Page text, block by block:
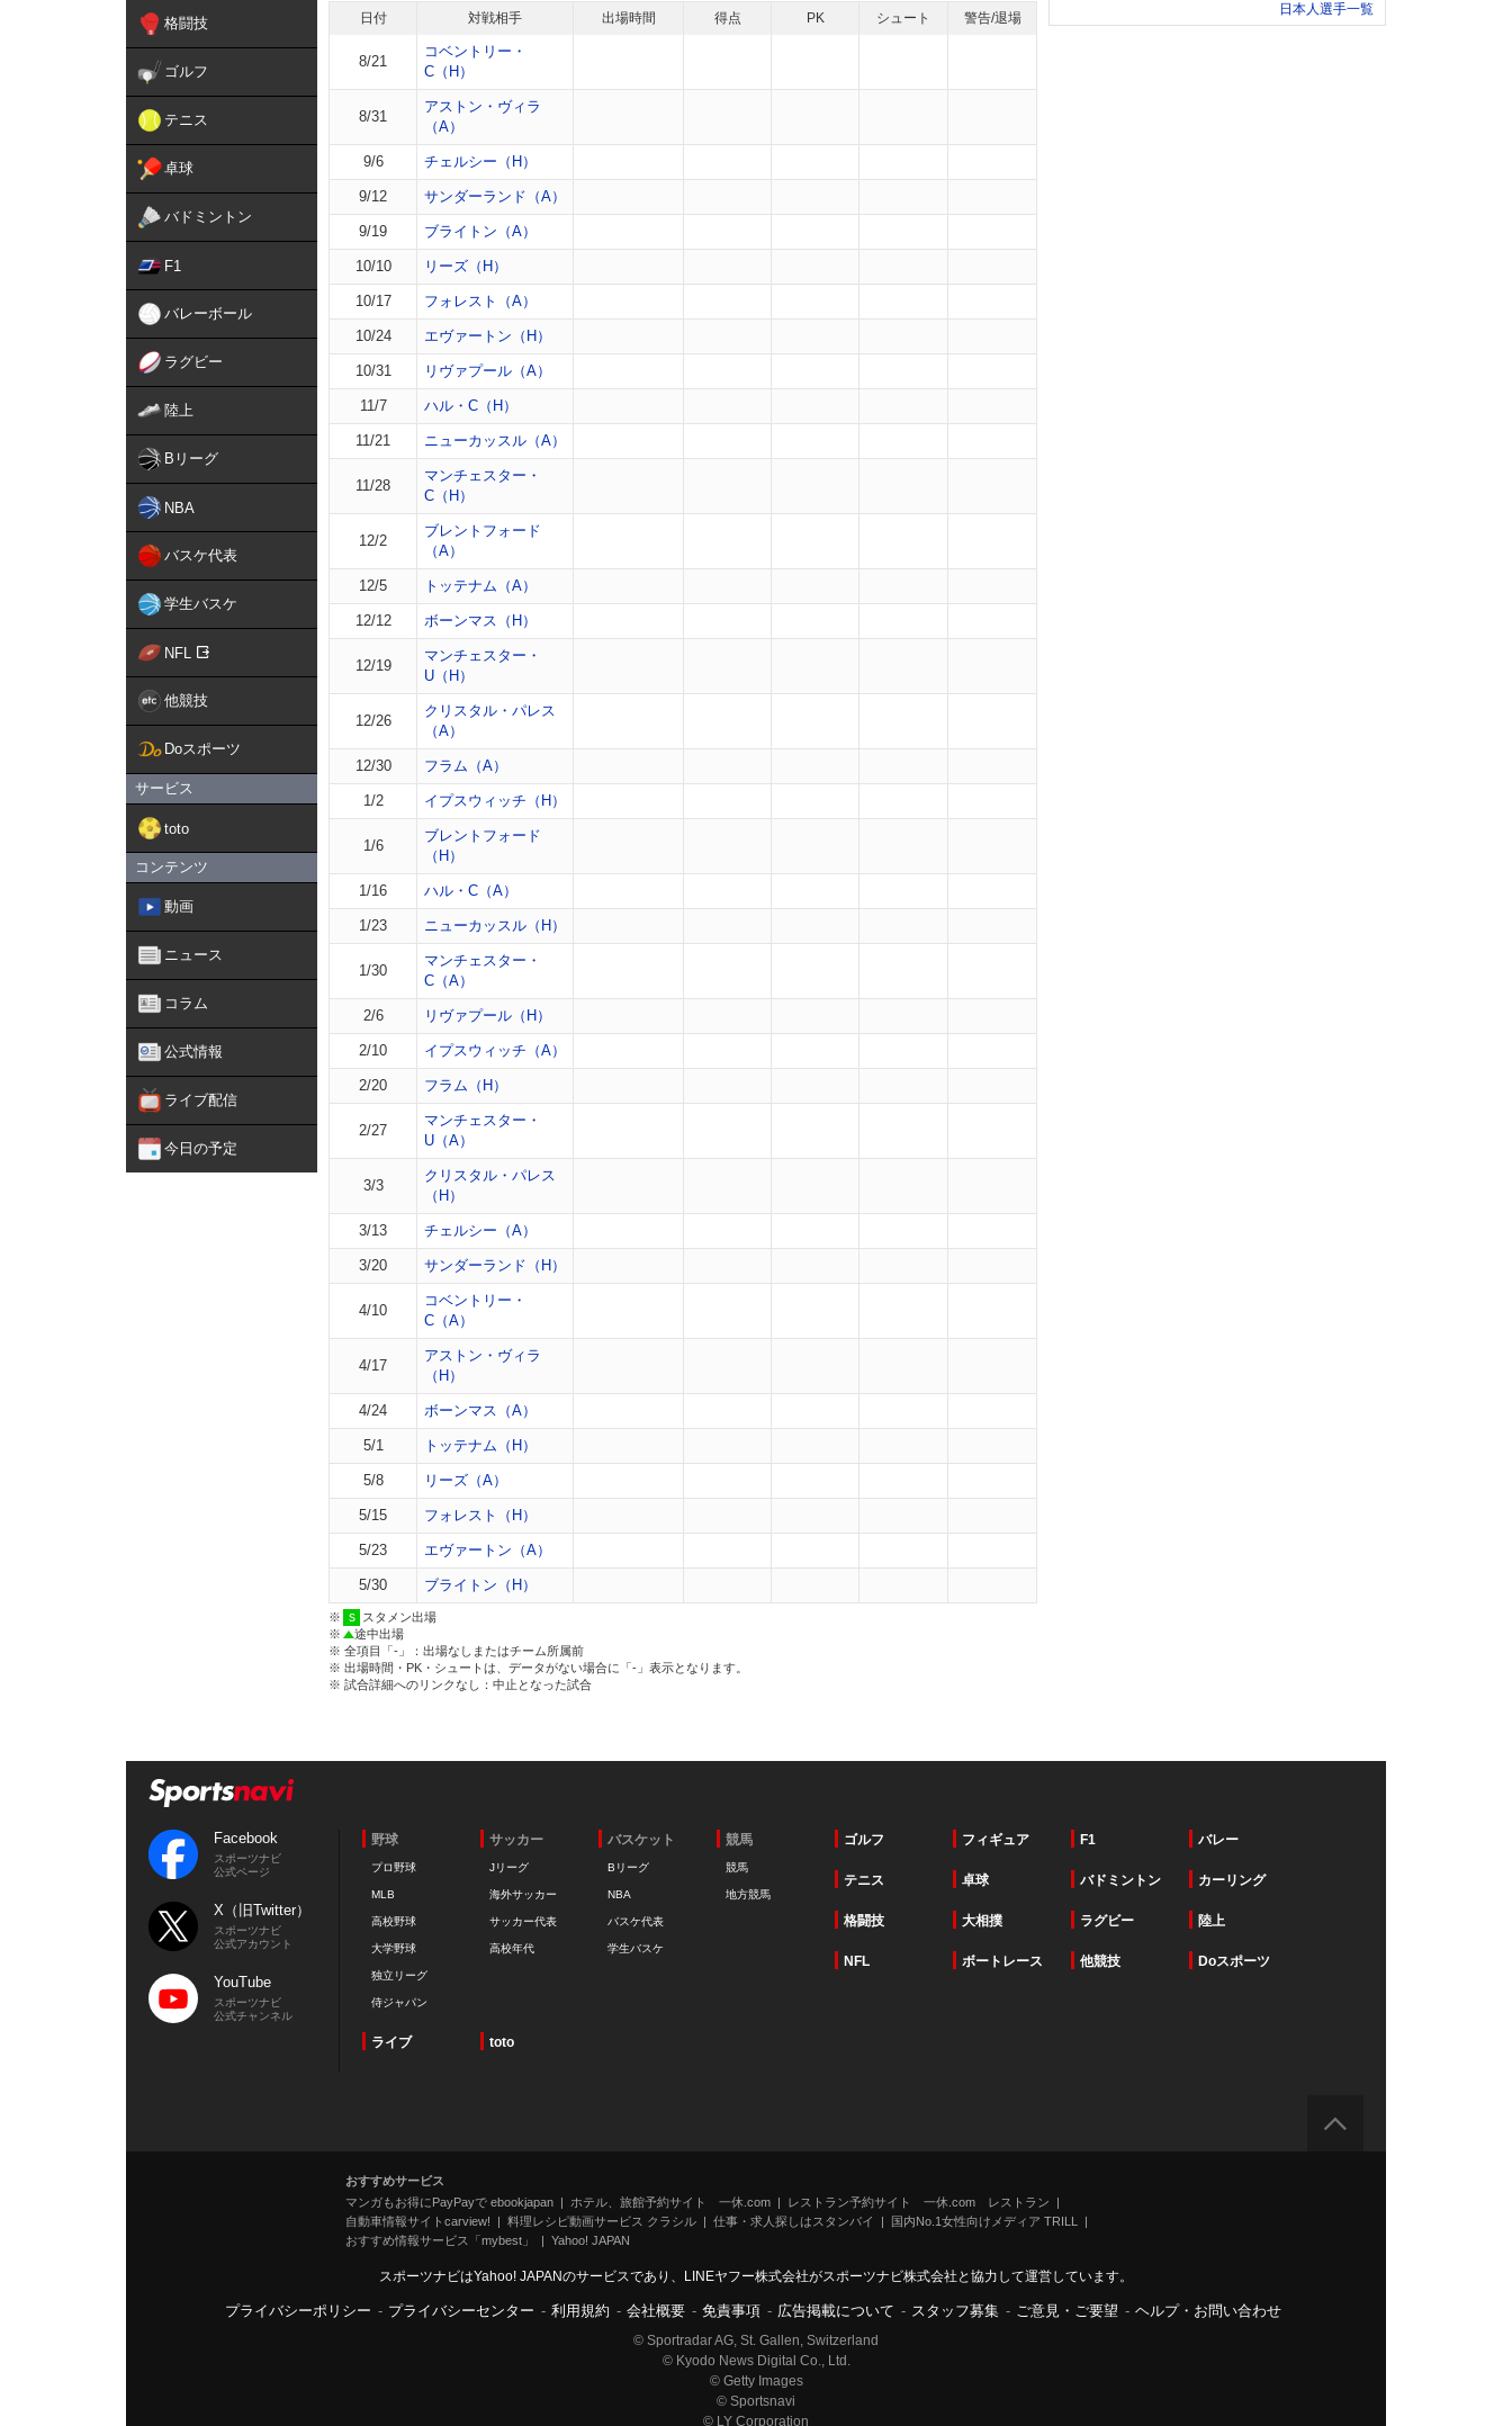
格闘技
ゴルフ
テニス
卓球
バドミントン
F1
バレーボール
ラグビー
陸上
Bリーグ
NBA
バスケ代表
学生バスケ
NFL
他競技
Doスポーツ
サービス
toto
コンテンツ
動画
ニュース
コラム
公式情報
ライブ配信
今日の予定
日付 対戦相手 出場時間 得点 PK シュート 警告/退場
8/21
コベントリー・
C（H）
8/31
アストン・ヴィラ
（A）
9/6 チェルシー（H）
9/12 サンダーランド（A）
9/19 ブライトン（A）
10/10 リーズ（H）
10/17 フォレスト（A）
10/24 エヴァートン（H）
10/31 リヴァプール（A）
11/7 ハル・C（H）
11/21 ニューカッスル（A）
11/28
マンチェスター・
C（H）
12/2
ブレントフォード
（A）
12/5 トッテナム（A）
12/12 ボーンマス（H）
12/19
マンチェスター・
U（H）
12/26
クリスタル・パレス
（A）
12/30 フラム（A）
1/2 イプスウィッチ（H）
1/6
ブレントフォード
（H）
1/16 ハル・C（A）
1/23 ニューカッスル（H）
1/30
マンチェスター・
C（A）
2/6 リヴァプール（H）
2/10 イプスウィッチ（A）
2/20 フラム（H）
2/27
マンチェスター・
U（A）
3/3
クリスタル・パレス
（H）
3/13 チェルシー（A）
3/20 サンダーランド（H）
4/10
コベントリー・
C（A）
4/17
アストン・ヴィラ
（H）
4/24 ボーンマス（A）
5/1 トッテナム（H）
5/8 リーズ（A）
5/15 フォレスト（H）
5/23 エヴァートン（A）
5/30 ブライトン（H）
※
スタメン出場
※
途中出場
※ 全項目「-」：出場なしまたはチーム所属前
※ 出場時間・PK・シュートは、データがない場合に「-」表示となります。
※ 試合詳細へのリンクなし：中止となった試合
日本人選手一覧
Facebook
スポーツナビ
公式ページ
X（旧Twitter）
スポーツナビ
公式アカウント
YouTube
スポーツナビ
公式チャンネル
野球
プロ野球
MLB
高校野球
大学野球
独立リーグ
侍ジャパン
サッカー
Jリーグ
海外サッカー
サッカー代表
高校年代
バスケット
Bリーグ
NBA
バスケ代表
学生バスケ
競馬
競馬
地方競馬
ゴルフ フィギュア F1 バレー
テニス 卓球 バドミントン カーリング
格闘技 大相撲 ラグビー 陸上
NFL ボートレース 他競技 Doスポーツ
ライブ toto
おすすめサービス
マンガもお得にPayPayで ebookjapan
ホテル、旅館予約サイト 一休.com
レストラン予約サイト 一休.com レストラン
自動車情報サイトcarview!
料理レシピ動画サービス クラシル 仕事・求人探しはスタンバイ
国内No.1女性向けメディア TRILL
おすすめ情報サービス「mybest」
Yahoo! JAPAN
スポーツナビはYahoo! JAPANのサービスであり、LINEヤフー株式会社がスポーツナビ株式会社と協力して運営しています。
プライバシーポリシー - プライバシーセンター - 利用規約 - 会社概要 - 免責事項 - 広告掲載について - スタッフ募集 - ご意見・ご要望 - ヘルプ・お問い合わせ
© Sportradar AG, St. Gallen, Switzerland
© Kyodo News Digital Co., Ltd.
© Getty Images
© Sportsnavi
© LY Corporation